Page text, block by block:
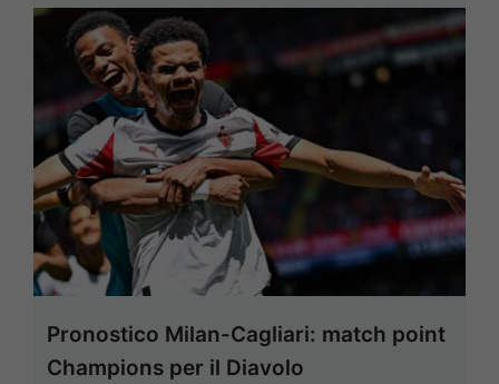
Pronostico Milan-Cagliari: match point
Champions per il Diavolo